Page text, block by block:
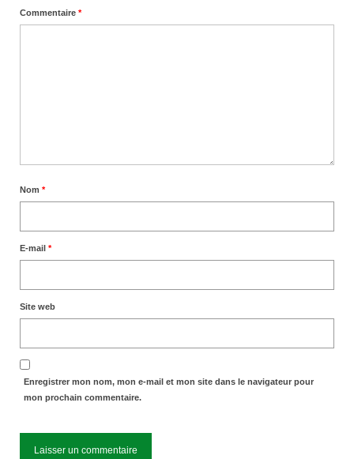
Commentaire *
Nom *
E-mail *
Site web
Enregistrer mon nom, mon e-mail et mon site dans le navigateur pour
mon prochain commentaire.